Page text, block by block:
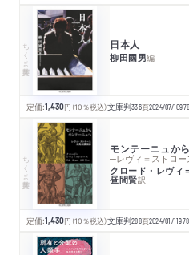
ちくま学芸文庫 日本人
柳田國男編
定価:1,430円 （10％税込）文庫判336頁2024/07/10
ちくま学芸文庫
モンテーニュか
─レヴィ＝ストロ
クロード・レヴィ
昼間賢訳
定価:1,430円 （10％税込）文庫判288頁2024/01/11